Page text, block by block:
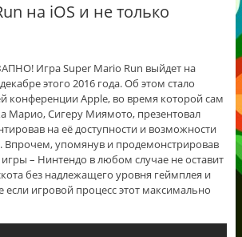
на iOS и не только
Игра Super Mario Run выйдет на
этого 2016 года. Об этом стало
конференции Apple, во время которой сам
Марио, Сигеру Миямото, презентовал
на её доступности и возможности
Впрочем, упомянув и продемонстрировав
– Нинтендо в любом случае не оставит
без надлежащего уровня геймплея и
если игровой процесс этот максимально